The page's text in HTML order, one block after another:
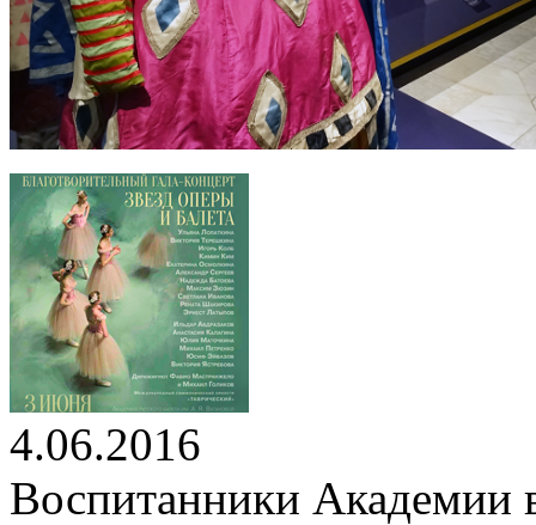
4.06.2016
Воспитанники Академии